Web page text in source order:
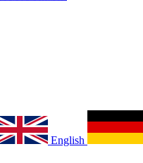
English